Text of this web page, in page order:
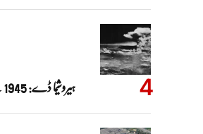
ہیروشیما ڈے: 1945 کے ایٹم بم حملے کی یاد